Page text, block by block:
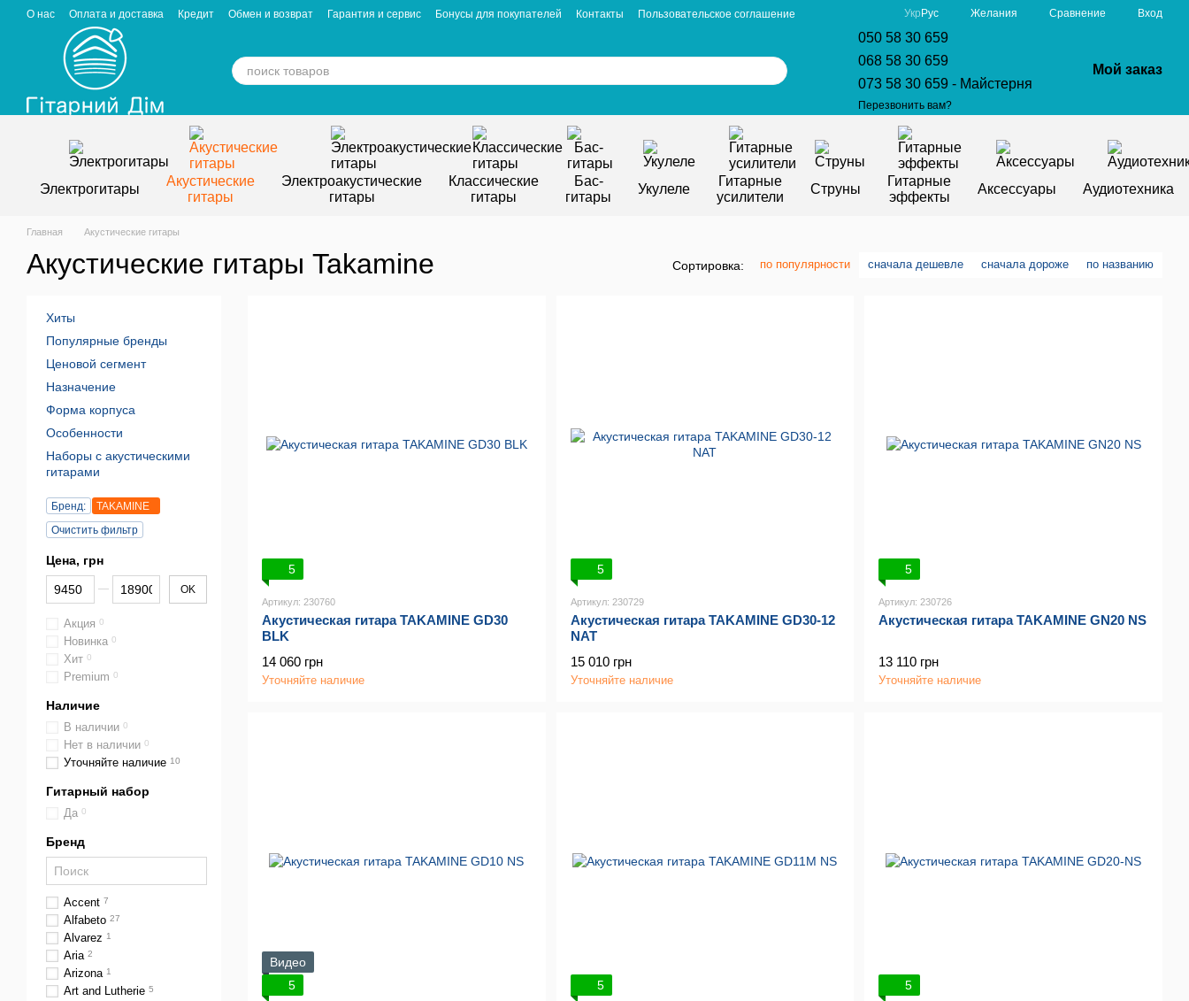
Перейти к основному контенту
О нас Оплата и доставка Кредит Обмен и возврат Гарантия и сервис Бонусы для покупателей Контакты
Пользовательское соглашение
Отзывы о магазине
Укр Рус Желания Сравнение Вход
050 58 30 659
068 58 30 659
073 58 30 659 - Майстерня
Перезвонить вам?
Мой заказ
Электрогитары
Акустические
гитары
Электроакустические
гитары
Классические
гитары
Бас-
гитары
Укулеле
Гитарные
усилители
Струны
Гитарные
эффекты
Аксессуары Аудиотехника
Главная Акустические гитары
Акустические гитары Takamine Сортировка: по популярности сначала дешевле сначала дороже по названию
5
Артикул: 230760
Акустическая гитара TAKAMINE GD30
BLK
14 060 грн
Уточняйте наличие
5
Артикул: 230729
Акустическая гитара TAKAMINE GD30-12
NAT
15 010 грн
Уточняйте наличие
5
Артикул: 230726
Акустическая гитара TAKAMINE GN20 NS
13 110 грн
Уточняйте наличие
Видео
5
5 5
Хиты
Популярные бренды
Ценовой сегмент
Назначение
Форма корпуса
Особенности
Наборы с акустическими
гитарами
Бренд:
TAKAMINE
Очистить фильтр
Цена, грн
От Цена, грн
До Цена, грн OK
Акция 0
Новинка 0
Хит 0
Premium 0
Наличие
В наличии 0
Нет в наличии 0
Уточняйте наличие 10
Гитарный набор
Да 0
Бренд
Accent 7
Alfabeto 27
Alvarez 1
Aria 2
Arizona 1
Art and Lutherie 5